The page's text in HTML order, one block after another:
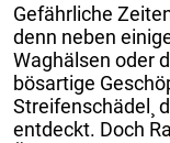
Gefährliche
denn neben
Waghälsen oder
bösartige
Streifenschädel¸
entdeckt. Doch